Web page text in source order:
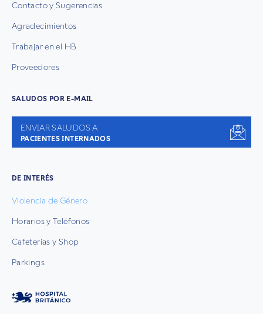
Contacto y Sugerencias
Agradecimientos
Trabajar en el HB
Proveedores
SALUDOS POR E-MAIL
ENVIAR SALUDOS A
PACIENTES INTERNADOS
DE INTERÉS
Violencia de Género
Horarios y Teléfonos
Cafeterías y Shop
Parkings